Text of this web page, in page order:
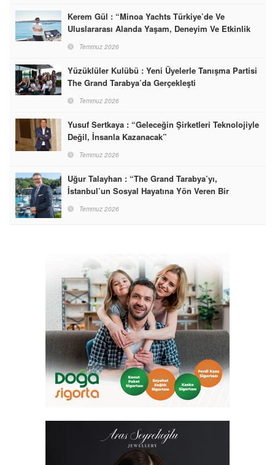
Kerem Gül : “Minoa Yachts Türkiye’de Ve
Uluslararası Alanda Yaşam, Deneyim Ve Etkinlik
Markası Olacak”
Temmuz 2026
Yüzüklüler Kulübü : Yeni Üyelerle Tanışma Partisi
The Grand Tarabya’da Gerçekleşti
Temmuz 2026
Yusuf Sertkaya : “Geleceğin Şirketleri Teknolojiyle
Değil, İnsanla Kazanacak”
Temmuz 2026
Uğur Talayhan : “The Grand Tarabya’yı,
İstanbul’un Sosyal Hayatına Yön Veren Bir
Destinasyon Haline Getirmeyi Hedefliyorum”
Temmuz 2026